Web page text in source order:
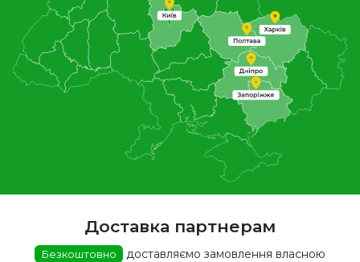
Доставка партнерам
Безкоштовно доставляємо замовлення власною